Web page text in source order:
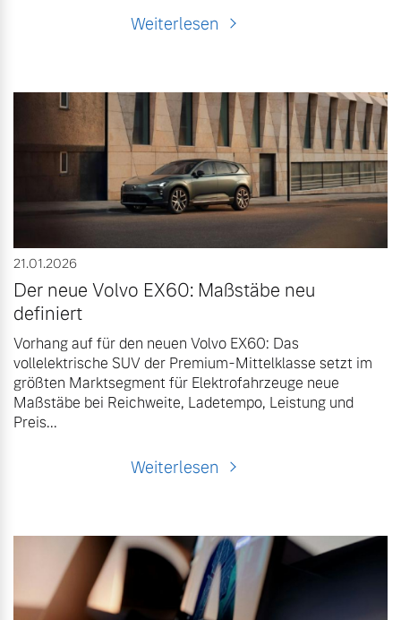
Weiterlesen
21.01.2026
Der neue Volvo EX60: Maßstäbe neu
definiert
Vorhang auf für den neuen Volvo EX60: Das
vollelektrische SUV der Premium-Mittelklasse setzt im
größten Marktsegment für Elektrofahrzeuge neue
Maßstäbe bei Reichweite, Ladetempo, Leistung und
Preis...
Weiterlesen